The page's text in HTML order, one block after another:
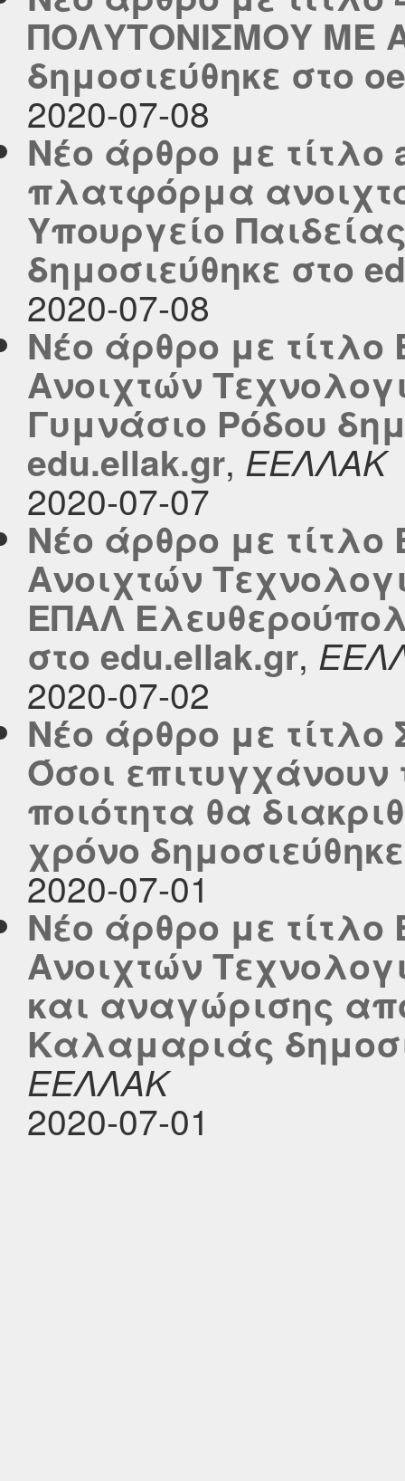
ΠΟΛΥΤΟΝΙΣΜΟΥ ΜΕ
δημοσιεύθηκε στο
2020-07-08
Νέο άρθρο με
πλατφόρμα
Υπουργείο
δημοσιεύθηκε στο
2020-07-08
Νέο άρθρο με
Ανοιχτών
Γυμνάσιο Ρόδου
edu.ellak.gr, ΕΕΛΛΑΚ
2020-07-07
Νέο άρθρο με
Ανοιχτών
ΕΠΑΛ
στο edu.ellak.gr,
2020-07-02
Νέο άρθρο με
Όσοι επιτυγχάνουν
ποιότητα θα
χρόνο
2020-07-01
Νέο άρθρο με
Ανοιχτών
και αναγώρισης
Καλαμαριάς
ΕΕΛΛΑΚ
2020-07-01